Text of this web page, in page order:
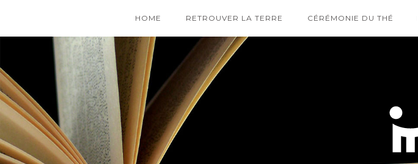
HOME RETROUVER LA TERRE CÉRÉMONIE DU THÉ